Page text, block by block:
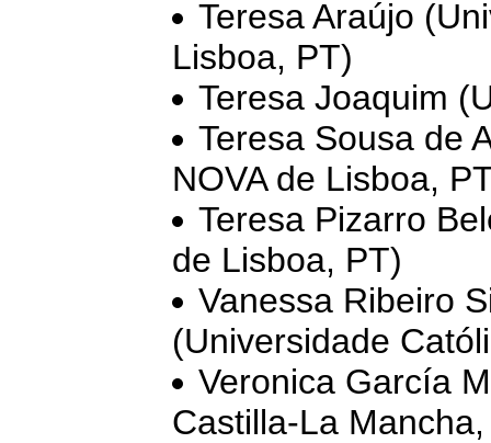
Teresa Araújo
Lisboa, PT)
Teresa Joaquim
Teresa Sousa de
NOVA de Lisboa,
Teresa Pizarro
de Lisboa, PT)
Vanessa Ribeiro
(Universidade
Veronica García
Castilla-La